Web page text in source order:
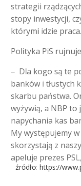
strategii
stopy inwestycji,
którymi idzie praca.
Polityka PiS
– Dla kogo są te
banków i tłustych
skarbu państwa.
wyżywią, a NBP
napychania kas
My występujemy
skorzystają z
apeluje prezes
źródło: https://